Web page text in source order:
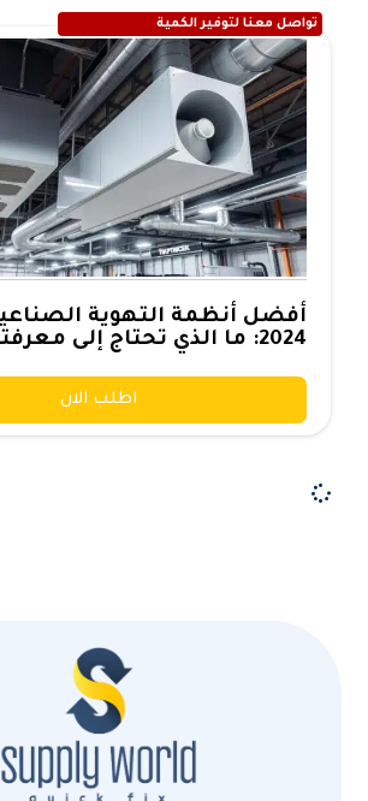
تواصل معنا لتوفير الكمية
أفضل أنظمة التهوية
2024: ما الذي تحتاج إلى معرفته؟
اطلب الان